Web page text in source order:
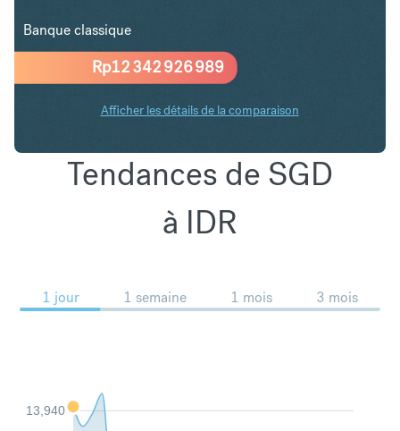
Rp12 342 926 989
Banque classique
Afficher les détails de la comparaison
Tendances de SGD
à IDR
1 jour 1 semaine 1 mois 3 mois
13,940